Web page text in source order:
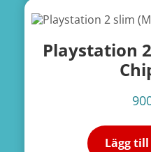
Playstation
Lägg